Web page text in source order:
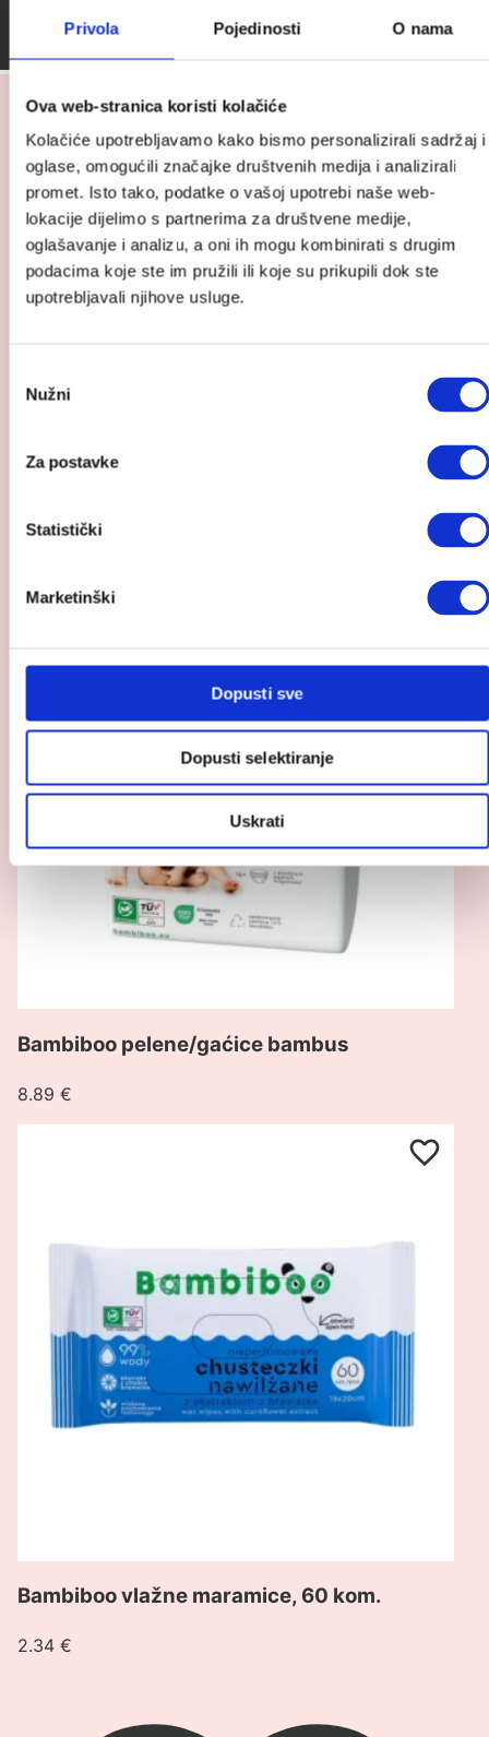
Privola Pojedinosti O nama
Ova web-stranica koristi kolačiće
Kolačiće upotrebljavamo kako bismo personalizirali sadržaj i
oglase, omogućili značajke društvenih medija i analizirali
promet. Isto tako, podatke o vašoj upotrebi naše web-
lokacije dijelimo s partnerima za društvene medije,
oglašavanje i analizu, a oni ih mogu kombinirati s drugim
podacima koje ste im pružili ili koje su prikupili dok ste
upotrebljavali njihove usluge.
pristanka
Nužni
Za postavke
Statistički
Marketinški
Dopusti sve
Dopusti selektiranje
Uskrati
Stručno savjetovanje za buduće roditelje
Možda će vam se također svidjeti…
proizvod
pelene/gaćice
Bambiboo pelene/gaćice bambus
8.89 €
maramice,
Bambiboo vlažne maramice, 60 kom.
2.34 €